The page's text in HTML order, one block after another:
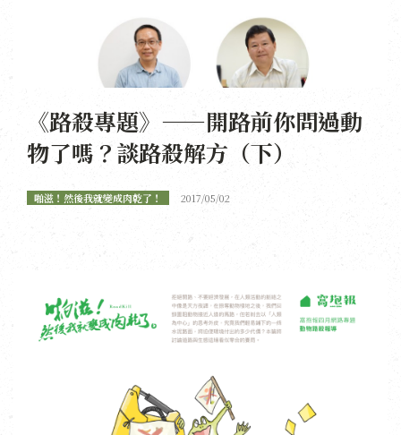
《路殺專題》——開路前你問過動
物了嗎？談路殺解方（下）
啪滋！然後我就變成肉乾了！ 2017/05/02